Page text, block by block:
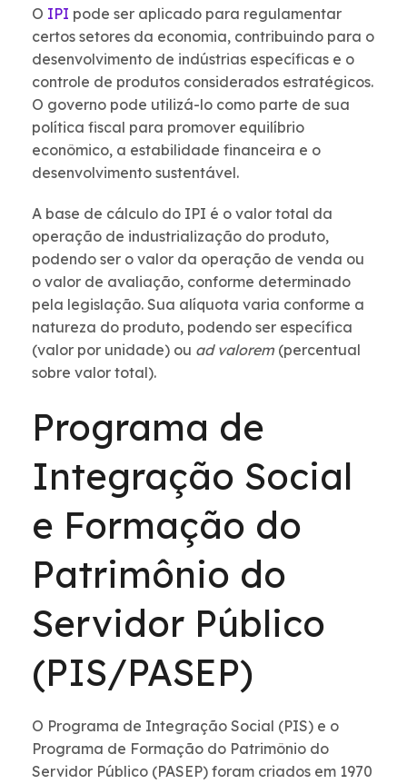
O IPI pode ser aplicado para regulamentar
certos setores da economia, contribuindo para o
desenvolvimento de indústrias específicas e o
controle de produtos considerados estratégicos.
O governo pode utilizá-lo como parte de sua
política fiscal para promover equilíbrio
econômico, a estabilidade financeira e o
desenvolvimento sustentável.
A base de cálculo do IPI é o valor total da
operação de industrialização do produto,
podendo ser o valor da operação de venda ou
o valor de avaliação, conforme determinado
pela legislação. Sua alíquota varia conforme a
natureza do produto, podendo ser específica
(valor por unidade) ou ad valorem (percentual
sobre valor total).
Programa de
Integração Social
e Formação do
Patrimônio do
Servidor Público
(PIS/PASEP)
O Programa de Integração Social (PIS) e o
Programa de Formação do Patrimônio do
Servidor Público (PASEP) foram criados em 1970